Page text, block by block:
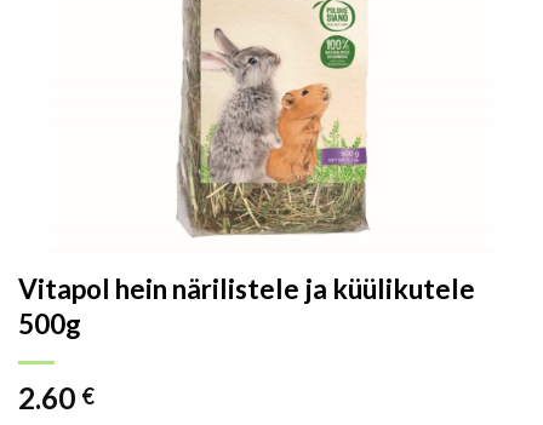
Vitapol hein närilistele ja küülikutele
500g
2.60 €